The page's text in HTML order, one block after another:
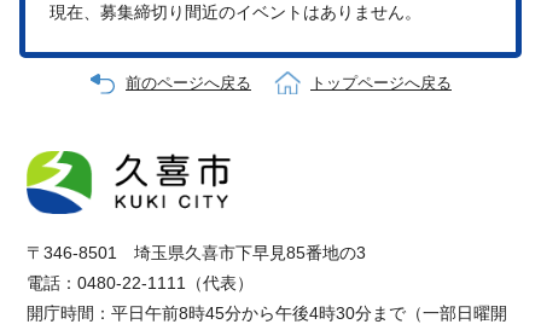
現在、募集締切り間近のイベントはありません。
前のページへ戻る トップページへ戻る
〒346-8501 埼玉県久喜市下早見85番地の3
電話：0480-22-1111（代表）
開庁時間：平日午前8時45分から午後4時30分まで（一部日曜開